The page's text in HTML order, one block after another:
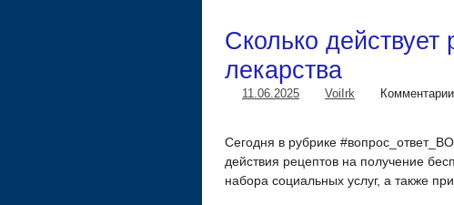
Сколько действует
лекарства
11.06.2025 VoiIrk Комментарии
Сегодня в рубрике
действия рецептов на получение
набора социальных услуг, а также